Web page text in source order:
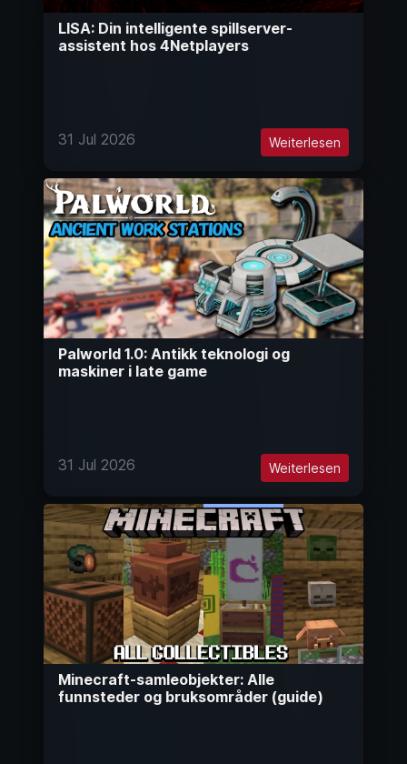
LISA: Din intelligente spillserver-
assistent hos 4Netplayers
31 Jul 2026 Weiterlesen
Palworld 1.0: Antikk teknologi og
maskiner i late game
31 Jul 2026 Weiterlesen
Minecraft-samleobjekter: Alle
funnsteder og bruksområder (guide)